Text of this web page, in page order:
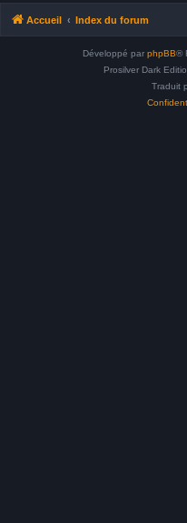
Accueil Index du forum
Développé par phpBB®
Prosilver Dark
Traduit